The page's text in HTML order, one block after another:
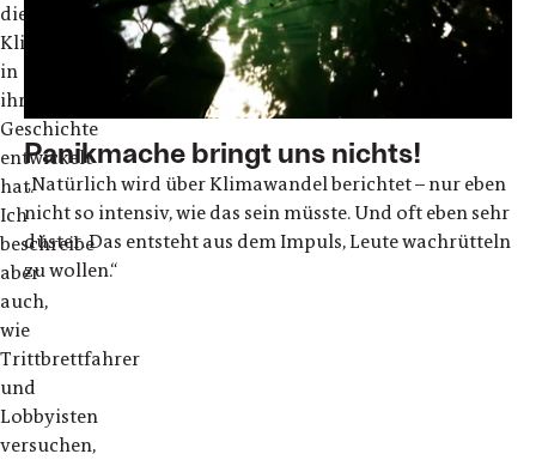
die
Klimaforschung
in
ihrer
Geschichte
entwickelt
hat.
Ich
beschreibe
aber
auch,
wie
Trittbrettfahrer
und
Lobbyisten
versuchen,
Panikmache bringt uns nichts!
„Natürlich wird über Klimawandel berichtet – nur eben
nicht so intensiv, wie das sein müsste. Und oft eben sehr
düster. Das entsteht aus dem Impuls, Leute wachrütteln
zu wollen.“